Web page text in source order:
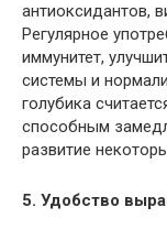
антиоксидантов,
Регулярное
иммунитет,
системы и
голубика
способным
развитие
5. Удобство